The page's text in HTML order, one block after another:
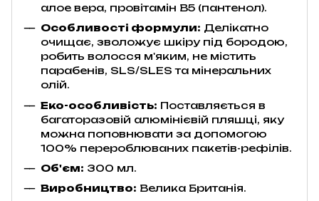
алое вера, провітамін B5 (пантенол).
Особливості формули: Делікатно
очищає, зволожує шкіру під бородою,
робить волосся м'яким, не містить
парабенів, SLS/SLES та мінеральних
олій.
Еко-особливість: Поставляється в
багаторазовій алюмінієвій пляшці, яку
можна поповнювати за допомогою
100% перероблюваних пакетів-рефілів.
Об'єм: 300 мл.
Виробництво: Велика Британія.